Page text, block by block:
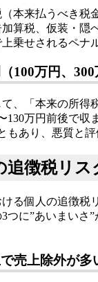
本来払うべき税
算税、仮装・隠
乗せされるペナ
100万円、300
、「本来の所得
130万円前後で
もあり、悪質と
追徴税リ
る個人の追徴税
つに”あいまい
売上除外が多